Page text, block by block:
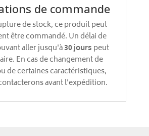
de commande
de stock, ce produit peut
être commandé. Un délai de
aller jusqu'à30 jours peut
En cas de changement de
de certaines caractéristiques,
avant l'expédition.